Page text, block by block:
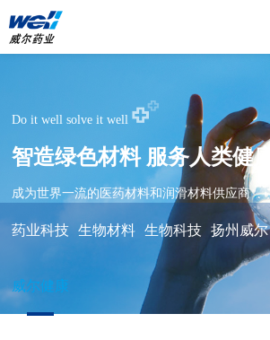
Do it well solve it well
智造绿色材料 服务人类健康
成为世界一流的医药材料和润滑材料供应商
药业科技 生物材料 生物科技 扬州威尔
威尔健康